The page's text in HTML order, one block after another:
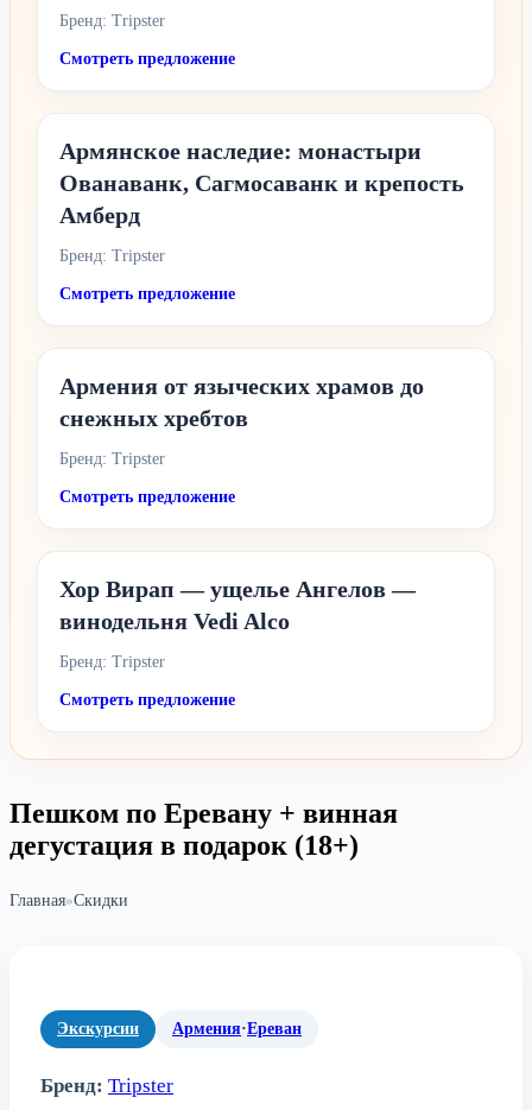
Бренд: Tripster
Смотреть предложение
Армянское наследие: монастыри
Ованаванк, Сагмосаванк и крепость
Амберд
Бренд: Tripster
Смотреть предложение
Армения от языческих храмов до
снежных хребтов
Бренд: Tripster
Смотреть предложение
Хор Вирап — ущелье Ангелов —
винодельня Vedi Alco
Бренд: Tripster
Смотреть предложение
Пешком по Еревану + винная
дегустация в подарок (18+)
Главная»Скидки
Экскурсии Армения·Ереван
Бренд: Tripster